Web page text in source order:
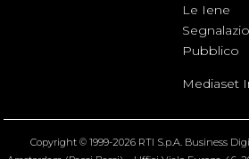
Le Iene
Pubblico
Mediaset
Copyright © 1999-2026 RTI S.p.A. Business